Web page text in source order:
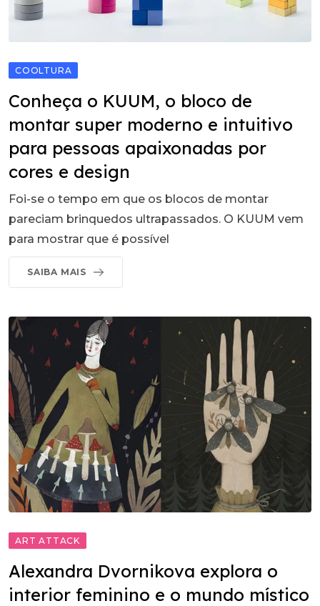
COOLTURA
Conheça o KUUM, o bloco de
montar super moderno e intuitivo
para pessoas apaixonadas por
cores e design
Foi-se o tempo em que os blocos de montar
pareciam brinquedos ultrapassados. O KUUM vem
para mostrar que é possível
SAIBA MAIS
ART ATTACK
Alexandra Dvornikova explora o
interior feminino e o mundo místico